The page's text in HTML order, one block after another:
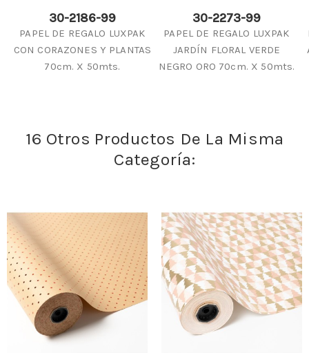
30-2186-99
PAPEL DE REGALO LUXPAK
CON CORAZONES Y PLANTAS
70cm. X 50mts.
30-2273-99
PAPEL DE REGALO LUXPAK
JARDÍN FLORAL VERDE
NEGRO ORO 70cm. X 50mts.
16 Otros Productos De La Misma
Categoría: